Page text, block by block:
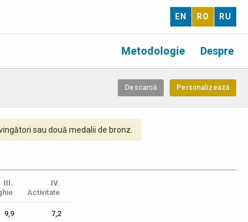
EN RO RU
Despre
Metodologie
Personalizează
Descarcă
sau două medalii de bronz.
III.
IV.
Activitate
9,9 7,2